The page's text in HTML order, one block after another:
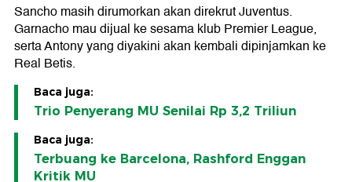
Sancho masih dirumorkan akan direkrut Juventus.
Garnacho mau dijual ke sesama klub Premier League,
serta Antony yang diyakini akan kembali dipinjamkan ke
Real Betis.
Baca juga:
Trio Penyerang MU Senilai Rp 3,2 Triliun
Baca juga:
Terbuang ke Barcelona, Rashford Enggan
Kritik MU